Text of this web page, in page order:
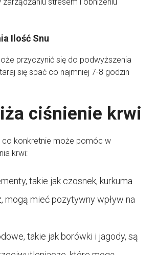
Ilość Snu
przyczynić się do podwyższenia
się spać co najmniej 7-8 godzin
ciśnienie krwi
co konkretnie może pomóc w
krwi:
takie jak czosnek, kurkuma
mogą mieć pozytywny wpływ na
takie jak borówki i jagody, są